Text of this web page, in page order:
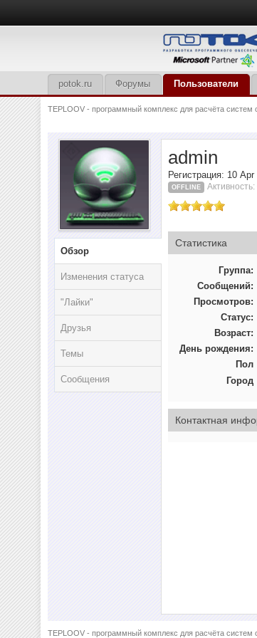
potok.ru Форумы Пользователи
TEPLOOV - программный комплекс для расчёта систем
Обзор
Изменения статуса
"Лайки"
Друзья
Темы
Сообщения
admin
Регистрация: 10 Apr
OFFLINE
Статистика
Группа:
Сообщений:
Просмотров:
Статус:
Возраст:
День рождения:
Пол
Город
Контактная
TEPLOOV - программный комплекс для расчёта систем